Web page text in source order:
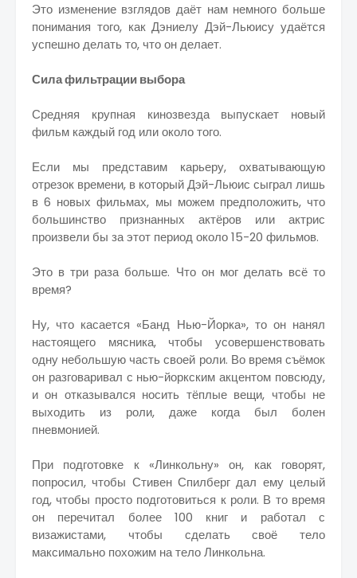
Это изменение взглядов даёт нам немного больше
понимания того, как Дэниелу Дэй-Льюису удаётся
успешно делать то, что он делает.
Сила фильтрации выбора
Средняя крупная кинозвезда выпускает новый
фильм каждый год или около того.
Если мы представим карьеру, охватывающую
отрезок времени, в который Дэй-Льюис сыграл лишь
в 6 новых фильмах, мы можем предположить, что
большинство признанных актёров или актрис
произвели бы за этот период около 15-20 фильмов.
Это в три раза больше. Что он мог делать всё то
время?
Ну, что касается «Банд Нью-Йорка», то он нанял
настоящего мясника, чтобы усовершенствовать
одну небольшую часть своей роли. Во время съёмок
он разговаривал с нью-йоркским акцентом повсюду,
и он отказывался носить тёплые вещи, чтобы не
выходить из роли, даже когда был болен
пневмонией.
При подготовке к «Линкольну» он, как говорят,
попросил, чтобы Стивен Спилберг дал ему целый
год, чтобы просто подготовиться к роли. В то время
он перечитал более 100 книг и работал с
визажистами, чтобы сделать своё тело
максимально похожим на тело Линкольна.